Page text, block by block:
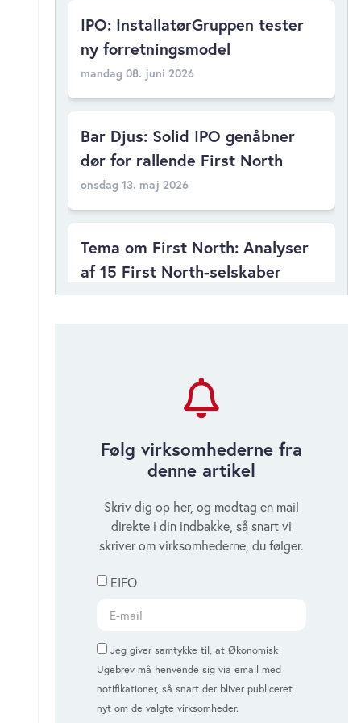
IPO: InstallatørGruppen tester
ny forretningsmodel
mandag 08. juni 2026
Bar Djus: Solid IPO genåbner
dør for rallende First North
onsdag 13. maj 2026
Tema om First North: Analyser
af 15 First North-selskaber
fredag 24. april 2026
Djus genskabe tilliden til First
succeser på danske
vækstbørser
Group på First North – endnu en
kæmpe skandale
tirsdag 21. april 2026
Følg virksomhederne fra
denne artikel
Skriv dig op her, og modtag en mail
direkte i din indbakke, så snart vi
skriver om virksomhederne, du følger.
EIFO
Jeg giver samtykke til, at Økonomisk
Ugebrev må henvende sig via email med
notifikationer, så snart der bliver publiceret
nyt om de valgte virksomheder.